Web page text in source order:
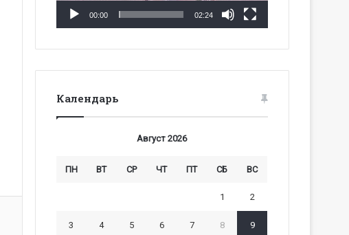
00:00 02:24
Календарь
Август 2026
ПН ВТ СР ЧТ ПТ СБ ВС
1 2
3 4 5 6 7 8 9